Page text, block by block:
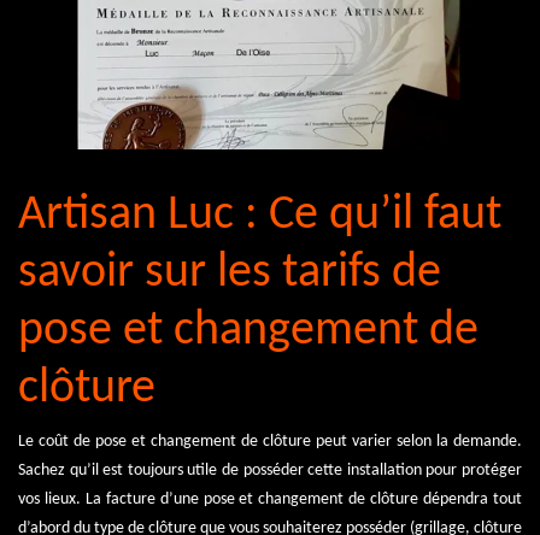
Artisan Luc : Ce qu’il faut
savoir sur les tarifs de
pose et changement de
clôture
Le coût de pose et changement de clôture peut varier selon la demande.
Sachez qu’il est toujours utile de posséder cette installation pour protéger
vos lieux. La facture d’une pose et changement de clôture dépendra tout
d’abord du type de clôture que vous souhaiterez posséder (grillage, clôture